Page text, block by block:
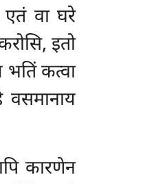
वा घरे
इतो
भतिं कत्वा
वसमानाय
कारणेन